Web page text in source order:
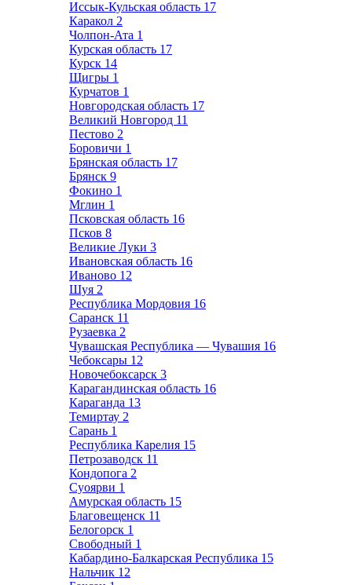
Иссык-Кульская область 17
Каракол 2
Чолпон-Ата 1
Курская область 17
Курск 14
Щигры 1
Курчатов 1
Новгородская область 17
Великий Новгород 11
Пестово 2
Боровичи 1
Брянская область 17
Брянск 9
Фокино 1
Мглин 1
Псковская область 16
Псков 8
Великие Луки 3
Ивановская область 16
Иваново 12
Шуя 2
Республика Мордовия 16
Саранск 11
Рузаевка 2
Чувашская Республика — Чувашия 16
Чебоксары 12
Новочебоксарск 3
Карагандинская область 16
Караганда 13
Темиртау 2
Сарань 1
Республика Карелия 15
Петрозаводск 11
Кондопога 2
Суоярви 1
Амурская область 15
Благовещенск 11
Белогорск 1
Свободный 1
Кабардино-Балкарская Республика 15
Нальчик 12